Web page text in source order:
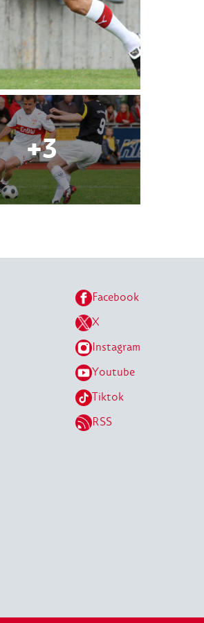
Facebook
X
Instagram
Youtube
Tiktok
RSS